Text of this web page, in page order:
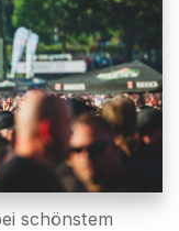
schönstem